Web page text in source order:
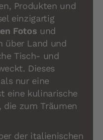
Produkten und
einzigartig
Fotos und
über Land und
Tisch- und
Dieses
nur eine
eine kulinarische
die zum Träumen
der italienischen